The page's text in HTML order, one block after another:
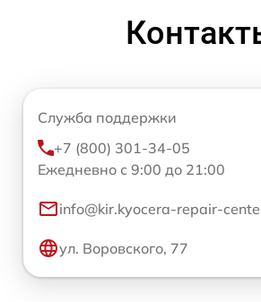
Служба поддержки
+7 (800) 301-34-05
Ежедневно с 9:00 до 21:00
info@kir.kyocera-repair-
ул. Воровского, 77